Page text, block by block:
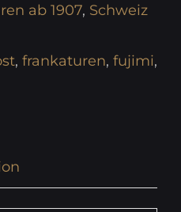
ab 1907, Schweiz
, frankaturen, fujimi,